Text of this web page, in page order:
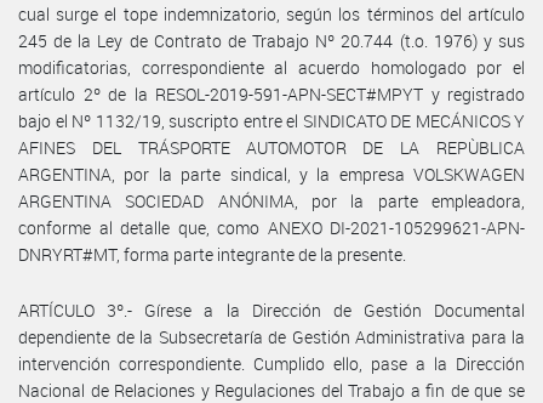
cual surge el tope indemnizatorio, según los términos del artículo
245 de la Ley de Contrato de Trabajo Nº 20.744 (t.o. 1976) y sus
modificatorias, correspondiente al acuerdo homologado por el
artículo 2º de la RESOL-2019-591-APN-SECT#MPYT y registrado
bajo el Nº 1132/19, suscripto entre el SINDICATO DE MECÁNICOS Y
AFINES DEL TRÁSPORTE AUTOMOTOR DE LA REPÙBLICA
ARGENTINA, por la parte sindical, y la empresa VOLSKWAGEN
ARGENTINA SOCIEDAD ANÓNIMA, por la parte empleadora,
conforme al detalle que, como ANEXO DI-2021-105299621-APN-
DNRYRT#MT, forma parte integrante de la presente.
ARTÍCULO 3º.- Gírese a la Dirección de Gestión Documental
dependiente de la Subsecretaría de Gestión Administrativa para la
intervención correspondiente. Cumplido ello, pase a la Dirección
Nacional de Relaciones y Regulaciones del Trabajo a fin de que se